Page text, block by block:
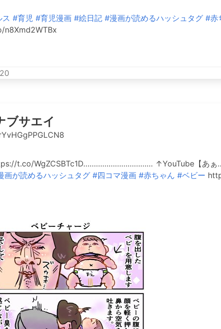
#育児 #育児漫画 #絵日記 #漫画が読めるハッシュタグ #赤
n8Xmd2WTBx
ブサエイ
t.co/WgZCSBTc1D…………………………… ↑YouTube【あぁ…
画が読めるハッシュタグ #四コマ漫画 #赤ちゃん #ベビー